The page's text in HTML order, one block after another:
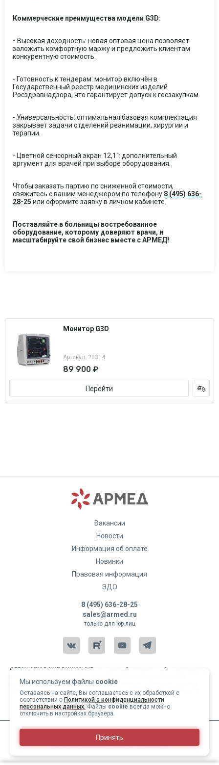
Коммерческие преимущества модели G3D:
- Высокая доходность: новая оптовая цена позволяет
заложить комфортную маржу и предложить клиентам
конкурентную стоимость.
- Готовность к тендерам: монитор включён в
Государственный реестр медицинских изделий
Росздравнадзора, что гарантирует допуск к госзакупкам.
- Универсальность: оптимальная базовая комплектация
закрывает задачи отделений реанимации, хирургии и
терапии.
- Цветной сенсорный экран 12,1": дополнительный
аргумент для врачей при выборе оборудования.
Чтобы заказать партию по сниженной стоимости,
свяжитесь с вашим менеджером по телефону 8 (495) 636-
28-25 или оформите заявку в личном кабинете.
Поставляйте в больницы востребованное
оборудование, которому доверяют врачи, и
масштабируйте свой бизнес вместе с АРМЕД!
Монитор G3D
Артикул: 20314
89 900 ₽
Перейти
Мы используем файлы cookie
Оставаясь на сайте, Вы соглашаетесь с их обработкой с
соответствии с Политикой о конфиденциальности
персональных данных. Файлы cookie всегда можно
отключить в настройках браузера.
Принять
Вакансии
Новости
Информация об оплате
Новинки
Правовая информация
ЭДО
8 (495) 636-28-25
sales@armed.ru
только для юр.лиц
ОБРАЩАЕМ ВАШЕ ВНИМАНИЕ, что данный интернет-сайт и материалы,
характер и ни при каких условиях не являются публичной офертой,
определяемой положениями статьи 437 Гражданского кодекса РФ.
Copyright 2004-2026 © Армед
ИМЕЮТСЯ ПРОТИВОПОКАЗАНИЯ, ПЕРЕД ИСПОЛЬЗОВАНИЕМ
НЕОБХОДИМО ОЗНАКОМИТЬСЯ С ИНСТРУКЦИЕЙ И
ПРОКОНСУЛЬТИРОВАТЬСЯ С ВРАЧОМ